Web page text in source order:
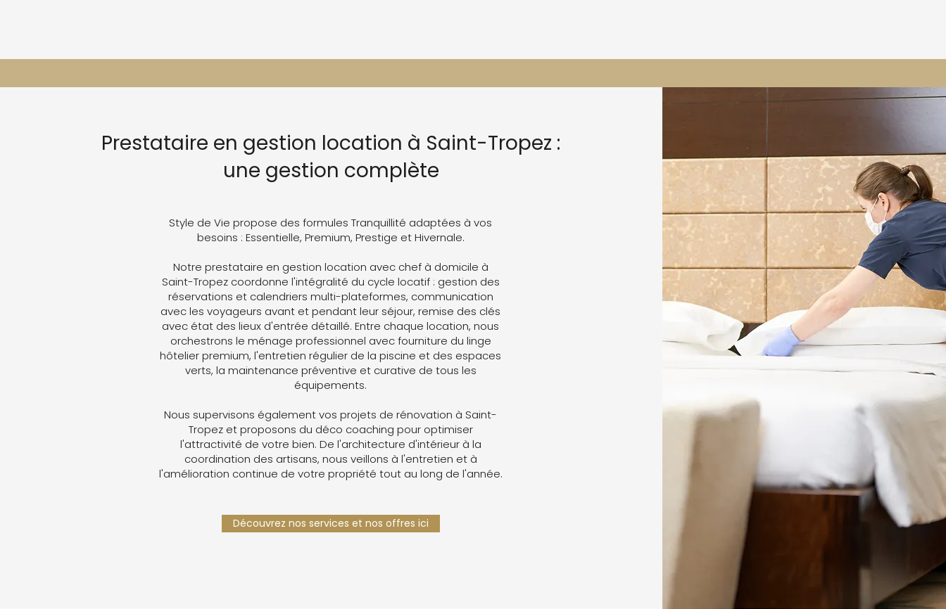
Prestataire en gestion location à Saint-Tropez :
une gestion complète
Style de Vie propose des formules Tranquillité adaptées à vos
besoins : Essentielle, Premium, Prestige et Hivernale.
Notre prestataire en gestion location avec chef à domicile à
Saint-Tropez coordonne l'intégralité du cycle locatif : gestion des
réservations et calendriers multi-plateformes, communication
avec les voyageurs avant et pendant leur séjour, remise des clés
avec état des lieux d'entrée détaillé. Entre chaque location, nous
orchestrons le ménage professionnel avec fourniture du linge
hôtelier premium, l'entretien régulier de la piscine et des espaces
verts, la maintenance préventive et curative de tous les
équipements.
Nous supervisons également vos projets de rénovation à Saint-
Tropez et proposons du déco coaching pour optimiser
l'attractivité de votre bien. De l'architecture d'intérieur à la
coordination des artisans, nous veillons à l'entretien et à
l'amélioration continue de votre propriété tout au long de l'année.
Découvrez nos services et nos offres ici